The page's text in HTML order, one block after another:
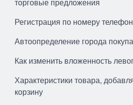
Регистрация по номеру
Автоопределение города
Как изменить вложенность
Характеристики товара,
корзину